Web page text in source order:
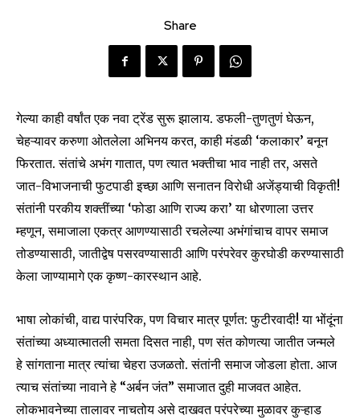
Share
गेल्या काही वर्षांत एक नवा ट्रेंड सुरू झालाय. डफली-तुणतुणं घेऊन,
चेहऱ्यावर करुणा ओतलेला अभिनय करत, काही मंडळी ‘कलाकार’ बनून
फिरतात. संतांचे अभंग गातात, पण त्यात भक्तीचा भाव नाही तर, असते
जात-विभाजनाची फुटपाडी इच्छा आणि सनातन विरोधी अजेंड्याची विकृती!
संतांनी परकीय शक्तींच्या ‘फोडा आणि राज्य करा’ या धोरणाला उत्तर
म्हणून, समाजाला एकत्र आणण्यासाठी रचलेल्या अभंगांचाच वापर समाज
तोडण्यासाठी, जातीद्वेष पसरवण्यासाठी आणि परंपरेवर कुरघोडी करण्यासाठी
केला जाण्यामागे एक कृष्ण-कारस्थान आहे.
भाषा लोकांची, वाद्य पारंपरिक, पण विचार मात्र पूर्णत: फुटीरवादी! या भोंदूंना
संतांच्या अध्यात्मातली समता दिसत नाही, पण संत कोणत्या जातीत जन्मले
हे सांगताना मात्र त्यांचा चेहरा उजळतो. संतांनी समाज जोडला होता. आज
त्याच संतांच्या नावाने हे “अर्बन जंत” समाजात दुही माजवत आहेत.
लोकभावनेच्या तालावर नाचतोय असे दाखवत परंपरेच्या मुळावर कुऱ्हाड